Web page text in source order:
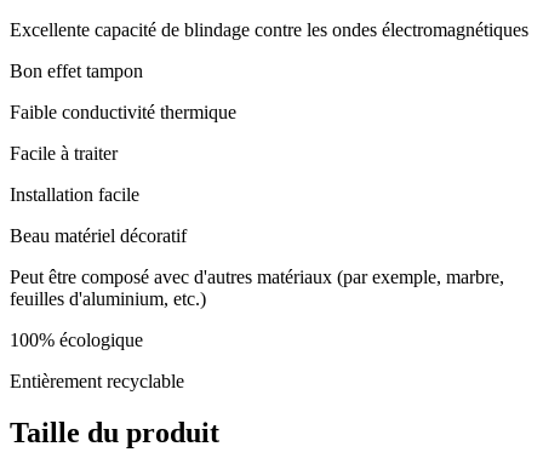
Excellente capacité de blindage contre les ondes électromagnétiques
Bon effet tampon
Faible conductivité thermique
Facile à traiter
Installation facile
Beau matériel décoratif
Peut être composé avec d'autres matériaux (par exemple, marbre,
feuilles d'aluminium, etc.)
100% écologique
Entièrement recyclable
Taille du produit